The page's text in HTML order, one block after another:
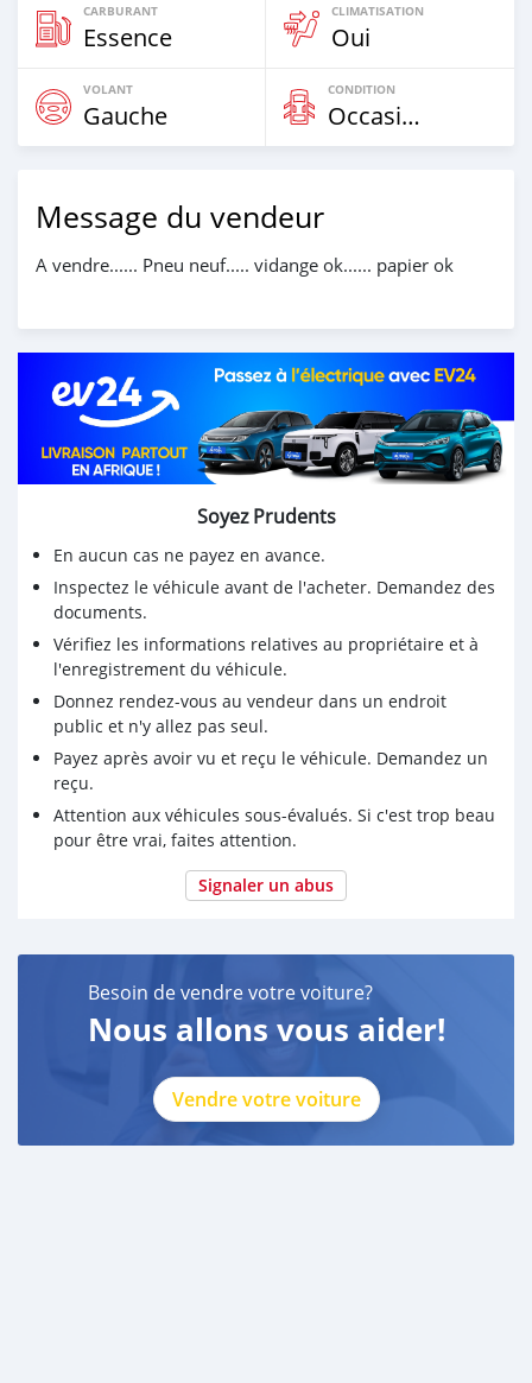
CARBURANT
Essence
CLIMATISATION
Oui
VOLANT
Gauche
CONDITION
Occasion
Message du vendeur
A vendre...... Pneu neuf..... vidange ok...... papier ok
Soyez Prudents
En aucun cas ne payez en avance.
Inspectez le véhicule avant de l'acheter. Demandez des
documents.
Vérifiez les informations relatives au propriétaire et à
l'enregistrement du véhicule.
Donnez rendez-vous au vendeur dans un endroit
public et n'y allez pas seul.
Payez après avoir vu et reçu le véhicule. Demandez un
reçu.
Attention aux véhicules sous-évalués. Si c'est trop beau
pour être vrai, faites attention.
Signaler un abus
Besoin de vendre votre voiture?
Nous allons vous aider!
Vendre votre voiture